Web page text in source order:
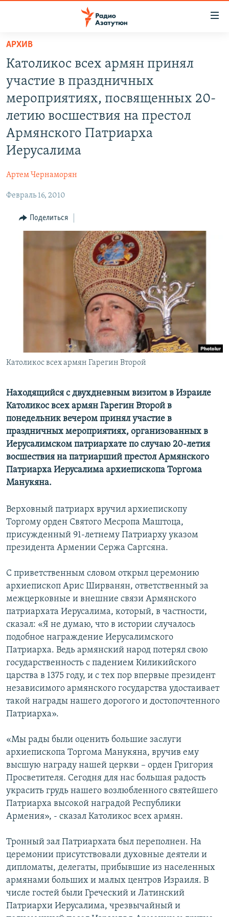
Перейти
основному
содержанию
Перейти
основной
навигации
Перейти
ЭКОНОМИКА
РЕГИОН
СПОРТ
АРХИВ
Русский
Все сайты Радио Азатутюн
АРХИВ
Католикос всех армян принял
участие в праздничных
мероприятиях, посвященных 20-
летию восшествия на престол
Армянского Патриарха
Иерусалима
Артем Чернаморян
Февраль 16, 2010
Поделиться
Католикос всех армян Гарегин Второй
Находящийся с двухдневным визитом в Израиле
Католикос всех армян Гарегин Второй в
понедельник вечером принял участие в
праздничных мероприятиях, организованных в
Иерусалимском патриархате по случаю 20-летия
восшествия на патриарший престол Армянского
Патриарха Иерусалима архиепископа Торгома
Манукяна.
Верховный патриарх вручил архиепископу
Торгому орден Святого Месропа Маштоца,
присужденный 91-летнему Патриарху указом
президента Армении Сержа Саргсяна.
С приветственным словом открыл церемонию
архиепископ Арис Ширванян, ответственный за
межцерковные и внешние связи Армянского
патриархата Иерусалима, который, в частности,
сказал: «Я не думаю, что в истории случалось
подобное награждение Иерусалимского
Патриарха. Ведь армянский народ потерял свою
государственность с падением Киликийского
царства в 1375 году, и с тех пор впервые президент
независимого армянского государства удостаивает
такой награды нашего дорогого и достопочтенного
Патриарха».
«Мы рады были оценить большие заслуги
архиепископа Торгома Манукяна, вручив ему
высшую награду нашей церкви – орден Григория
Просветителя. Сегодня для нас большая радость
украсить грудь нашего возлюбленного святейшего
Патриарха высокой наградой Республики
Армения», - сказал Католикос всех армян.
Тронный зал Патриархата был переполнен. На
церемонии присутствовали духовные деятели и
дипломаты, делегаты, прибывшие из населенных
армянами больших и малых центров Израиля. В
числе гостей были Греческий и Латинский
Патриархи Иерусалима, чрезвычайный и